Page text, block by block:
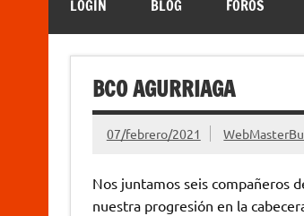
LOGIN BLOG FOROS
BCO AGURRIAGA
07/febrero/2021
Nos juntamos seis compañeros
nuestra progresión en la